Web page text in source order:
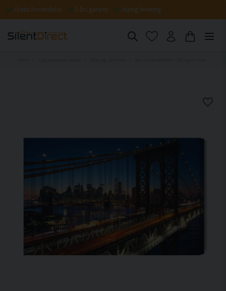
Gratis forsendelse 5 års garanti Hurtig levering